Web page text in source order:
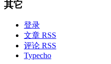
其它
登录
文章 RSS
评论 RSS
Typecho